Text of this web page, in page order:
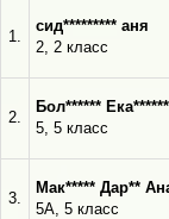
1.
сид********* аня
2, 2 класс
2.
Бол******
5, 5 класс
3.
Мак***** Дар**
5A, 5 класс